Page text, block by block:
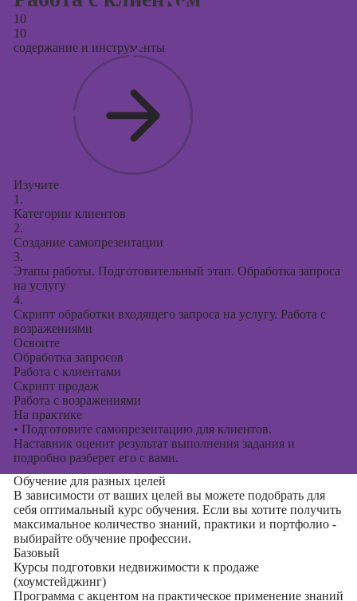
10
10
содержание и инструменты
Изучите
1.
Категории клиентов
2.
Создание самопрезентации
3.
Этапы работы. Подготовительный этап. Обработка запроса
на услугу
4.
Скрипт обработки входящего запроса на услугу. Работа с
возражениями
Освоите
Обработка запросов
Работа с клиентами
Скрипт продаж
Работа с возражениями
На практике
• Подготовите самопрезентацию для клиентов.
Наставник оценит результат выполнения задания и
подробно разберет его с вами.
Обучение для разных целей
В зависимости от ваших целей вы можете подобрать для
себя оптимальный курс обучения. Если вы хотите получить
максимальное количество знаний, практики и портфолио -
выбирайте обучение профессии.
Базовый
Курсы подготовки недвижимости к продаже
(хоумстейджинг)
Программа с акцентом на практическое применение знаний